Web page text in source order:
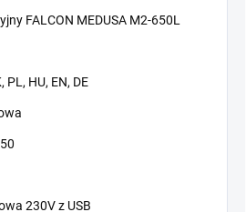
FALCON MEDUSA M2-650L
PL, HU, EN, DE
230V z USB